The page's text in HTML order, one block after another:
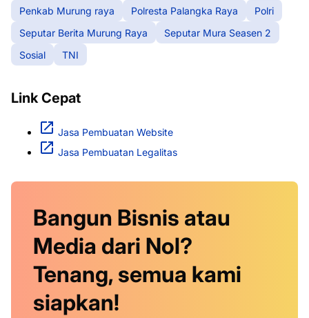
Penkab Murung raya
Polresta Palangka Raya
Polri
Seputar Berita Murung Raya
Seputar Mura Seasen 2
Sosial
TNI
Link Cepat
Jasa Pembuatan Website
Jasa Pembuatan Legalitas
Bangun Bisnis atau
Media dari Nol?
Tenang, semua kami
siapkan!